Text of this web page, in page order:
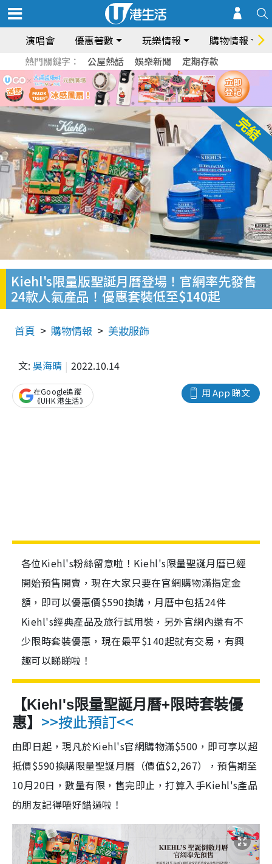
演唱會 優惠著數 玩樂情報 購物情報
熱門關鍵字： 公屋熱話 娛樂新聞 定期存款
Kiehl's限量版聖誕月曆登場！官網率先發售
24款人氣產品！優惠套裝低至$140起
首頁 購物情報 美妝服飾
文: 吳海晴 2022.10.14
用 App 睇文
在Google追蹤
《UHK 港生活》
各位Kiehl's粉絲留意啦！Kiehl's限量聖誕月曆已經
開始預售開賣，現在大家只要在官網購物滿指定金
額，即可以優惠價$590換購，月曆中包括24件
Kiehl's經典產品及旅行試用裝，另外官網內還有不
少限時套裝優惠，現在最平$140起就有交易，有興
趣可以睇睇啦！
【Kiehl's限量聖誕月曆+限時套裝優
惠】 >>按此預訂<<
由即日起，現凡於Kiehl's官網購物滿$500 ，即可享以超
抵價$590換購限量聖誕月曆（價值$2,267），預售期至
10月20日，數量有限，售完即止，打算入手Kiehl's產品
的朋友記得唔好錯過啦！